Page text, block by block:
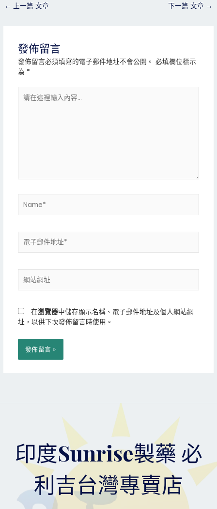
← 上一篇 文章 下一篇 文章 →
發佈留言
發佈留言必須填寫的電子郵件地址不會公開。 必填欄位標示
為 *
在
件
地
站
在瀏覽器中儲存顯示名稱、電子郵件地址及個人網站網
址，以供下次發佈留言時使用。
印度Sunrise製藥 必
利吉台灣專賣店